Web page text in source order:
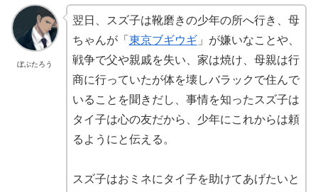
ぼぶたろう
翌日、スズ子は靴磨きの少年の所へ行き、母
ちゃんが「 東京ブギウギ」が嫌いなことや、
戦争で父や親戚を失い、家は焼け、母親は行
商に行っていたが体を壊しバラックで住んで
いることを聞きだし、事情を知ったスズ子は
タイ子は心の友だから、少年にこれからは頼
るようにと伝える。
スズ子はおミネにタイ子を助けてあげたいと